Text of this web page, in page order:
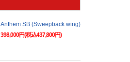
Anthem SB (Sweepback wing)
398,000円(税込437,800円)